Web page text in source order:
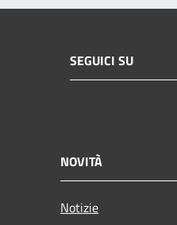
SEGUICI SU
NOVITÀ
Notizie